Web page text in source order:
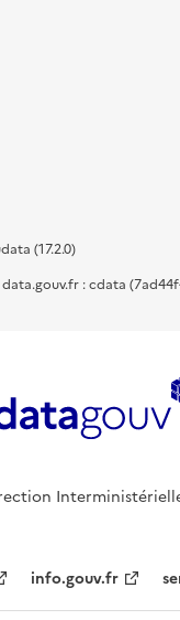
(17.2.0)
: cdata
info.gouv.fr